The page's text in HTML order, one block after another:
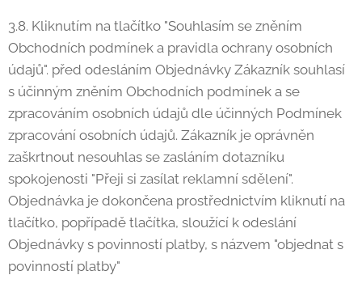
3.8. Kliknutím na tlačítko "Souhlasím se zněním
Obchodních podmínek a pravidla ochrany osobních
údajů". před odesláním Objednávky Zákazník souhlasí
s účinným zněním Obchodních podmínek a se
zpracováním osobních údajů dle účinných Podmínek
zpracování osobních údajů. Zákazník je oprávněn
zaškrtnout nesouhlas se zasláním dotazníku
spokojenosti "Přeji si zasílat reklamní sdělení".
Objednávka je dokončena prostřednictvím kliknutí na
tlačítko, popřípadě tlačítka, sloužící k odeslání
Objednávky s povinností platby, s názvem "objednat s
povinností platby"